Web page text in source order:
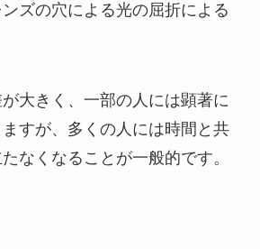
ズの穴による光の屈折による
大きく、一部の人には顕著に
すが、多くの人には時間と共
なくなることが一般的です。